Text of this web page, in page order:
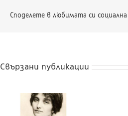
Споделете в любимата си
Свързани публикации